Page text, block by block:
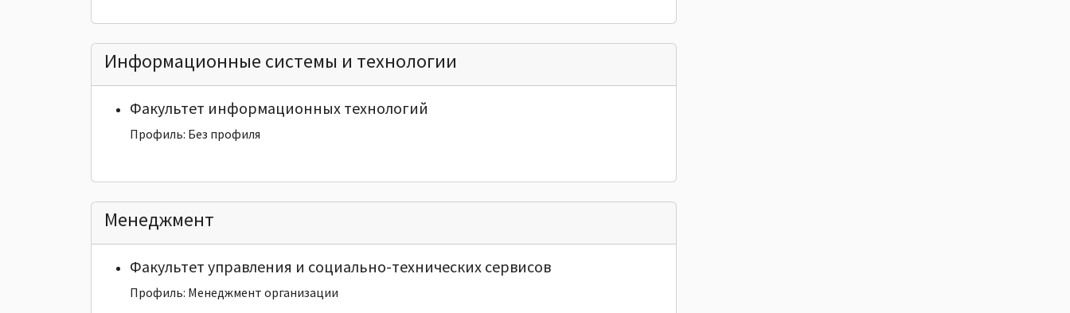
Информационные системы и технологии
Факультет информационных технологий
Профиль: Без профиля
Менеджмент
Факультет управления и социально-технических сервисов
Профиль: Менеджмент организации